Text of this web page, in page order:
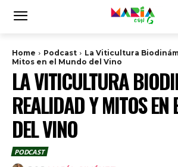
Home Podcast
La Viticultura
Mitos en el Mundo del Vino
LA VITICULTURA
REALIDAD Y MITOS EN
DEL VINO
PODCAST